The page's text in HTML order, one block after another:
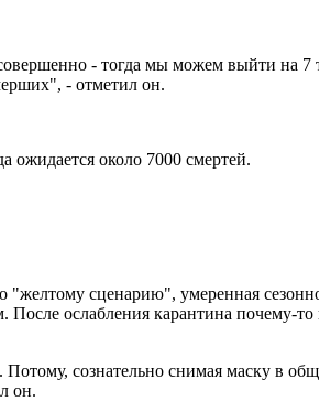
- тогда мы можем выйти на 7
- отметил он.
ожидается около 7000 смертей.
"желтому сценарию", умеренная
ослабления карантина почему-
сознательно снимая маску в
он.